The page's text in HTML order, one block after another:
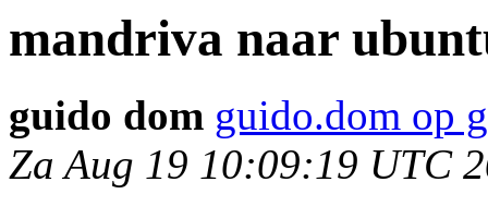
mandriva naar
guido dom guido.dom op
Za Aug 19 10:09:19 UTC